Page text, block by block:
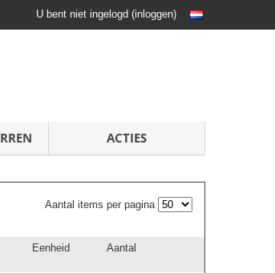
U bent niet ingelogd (inloggen)
ACTIES
Aantal items per pagina
Eenheid Aantal